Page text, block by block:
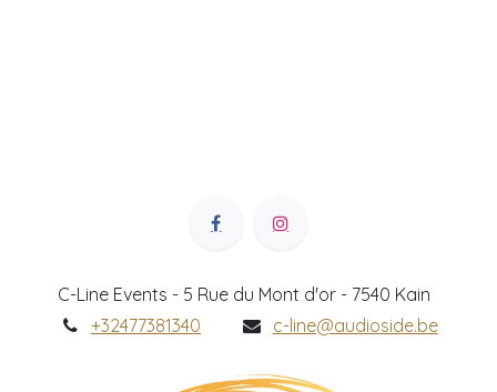
C-Line Events - 5 Rue du Mont d'or - 7540 Kain
+32477381340
c-line@audioside.be